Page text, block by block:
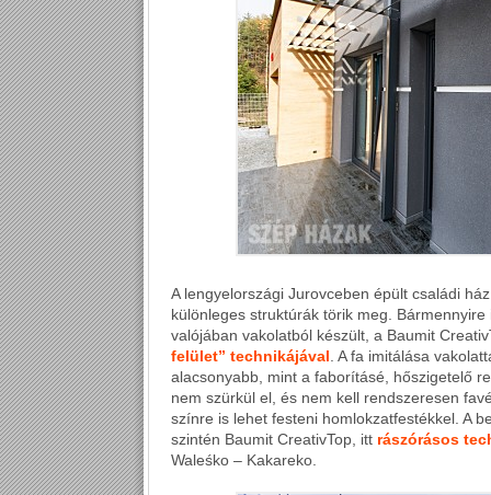
A lengyelországi Jurovceben épült családi
különleges struktúrák törik meg.
valójában vakolatból készült, a Baumit
felület” technikájával . A fa imitálása
alacsonyabb, mint a faborításé, hőszigetelő
nem szürkül el, és nem kell rendszeresen
színre is lehet festeni homlokzatfestékkel. A
szintén Baumit CreativTop, itt rászórásos
Waleśko – Kakareko.